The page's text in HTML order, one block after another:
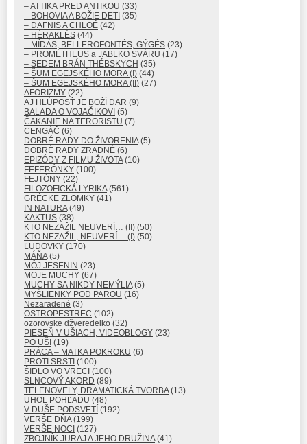
– ATTIKA PRED ANTIKOU (33)
– BOHOVIA A BOŽIE DETI (35)
– DAFNIS A CHLOÉ (42)
– HÉRAKLÉS (44)
– MÍDÁS, BELLEROFONTÉS, GÝGÉS (23)
– PROMÉTHEUS a JABLKO SVÁRU (17)
– SEDEM BRÁN THÉBSKYCH (35)
– ŠUM EGEJSKÉHO MORA (I) (44)
– ŠUM EGEJSKÉHO MORA (II) (27)
AFORIZMY (22)
AJ HLÚPOSŤ JE BOŽÍ DAR (9)
BALADA O VOJAČIKOVI (5)
ČAKANIE NA TERORISTU (7)
CENGÁČ (6)
DOBRÉ RADY DO ŽIVORENIA(5)
DOBRÉ RADY ZRADNÉ (6)
EPIZÓDY Z FILMU ŽIVOTA(10)
FEFERÓNKY (100)
FEJTÓNY (22)
FILOZOFICKÁ LYRIKA(561)
GRÉCKE ZLOMKY (41)
IN NATURA(49)
KAKTUS (38)
KTO NEZAŽIL NEUVERÍ… (II) (50)
KTO NEZAŽIL, NEUVERÍ… (I) (50)
ĽUDOVKY (170)
MÁŇA(5)
MÔJ JESENIN (23)
MOJE MUCHY (67)
MUCHY SA NIKDY NEMÝLIA(5)
MYŠLIENKY POD PAROU (16)
Nezaradené (3)
OSTROPESTREC (102)
ozorovske džveredelko (32)
PIESEŇ V UŠIACH, VIDEOBLOGY (23)
PO UŠI (19)
PRÁCA – MATKA POKROKU (6)
PROTI SRSTI (100)
ŠIDLO VO VRECI (100)
SLNCOVÝ AKORD (89)
TELENOVELY, DRAMATICKÁ TVORBA(13)
UHOL POHĽADU (48)
V DUŠE PODSVETÍ (192)
VERŠE DŇA(199)
VERŠE NOCI (127)
ZBOJNÍK JURAJ A JEHO DRUŽINA(41)